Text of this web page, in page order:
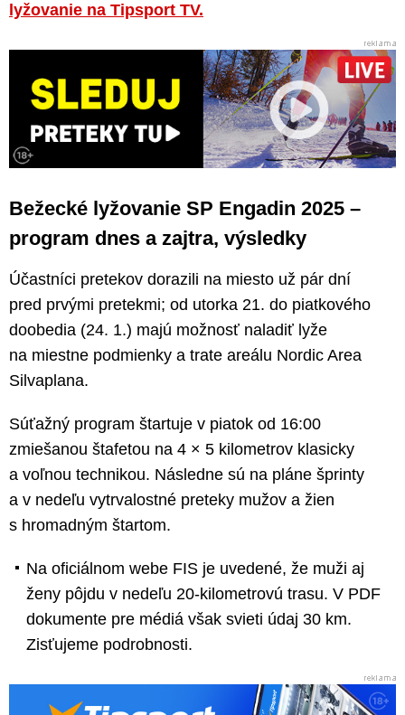
lyžovanie na Tipsport TV.
Bežecké lyžovanie SP Engadin 2025 –
program dnes a zajtra, výsledky
Účastníci pretekov dorazili na miesto už pár dní
pred prvými pretekmi; od utorka 21. do piatkového
doobedia (24. 1.) majú možnosť naladiť lyže
na miestne podmienky a trate areálu Nordic Area
Silvaplana.
Súťažný program štartuje v piatok od 16:00
zmiešanou štafetou na 4 × 5 kilometrov klasicky
a voľnou technikou. Následne sú na pláne šprinty
a v nedeľu vytrvalostné preteky mužov a žien
s hromadným štartom.
Na oficiálnom webe FIS je uvedené, že muži aj
ženy pôjdu v nedeľu 20-kilometrovú trasu. V PDF
dokumente pre médiá však svieti údaj 30 km.
Zisťujeme podrobnosti.